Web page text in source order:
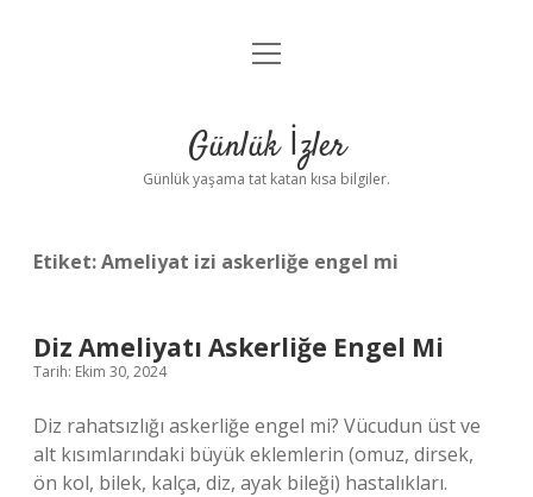
Anasayfa
Yasal Uyarı
menüyü
Günlük İzler
Günlük yaşama tat katan kısa bilgiler.
Etiket:Ameliyat izi askerliğe engel mi
Diz Ameliyatı Askerliğe Engel Mi
Tarih: Ekim 30, 2024
Diz rahatsızlığı askerliğe engel mi? Vücudun üst ve
alt kısımlarındaki büyük eklemlerin (omuz, dirsek,
ön kol, bilek, kalça, diz, ayak bileği) hastalıkları.